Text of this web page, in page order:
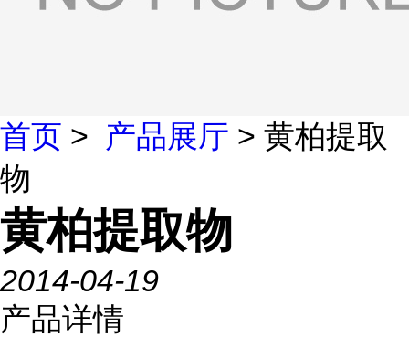
首页 > 产品展厅 > 黄柏提取
物
黄柏提取物
2014-04-19
产品详情